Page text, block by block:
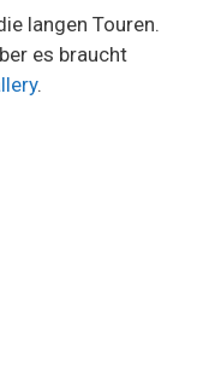
langen Touren.
es braucht
.